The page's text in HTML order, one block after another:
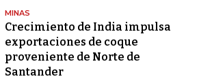
MINAS
Crecimiento de India impulsa
exportaciones de coque
proveniente de Norte de
Santander